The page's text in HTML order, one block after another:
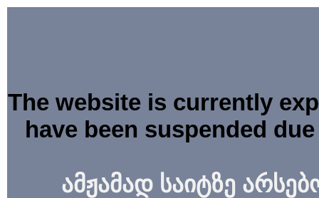
The website is currently
have been suspended
ამჟამად საიტზე